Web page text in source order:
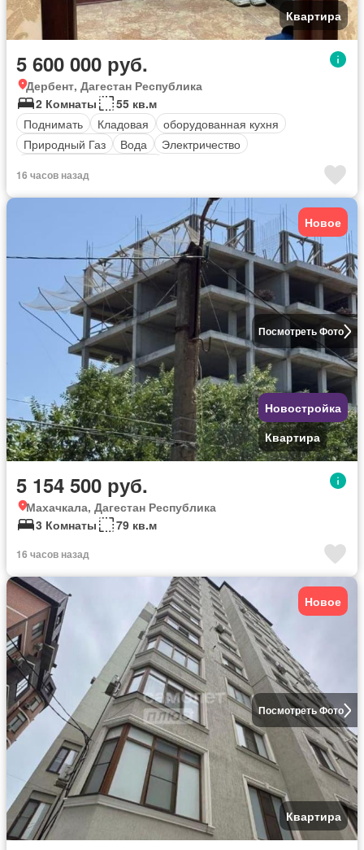
Квартира
5 600 000 руб.
Дербент, Дагестан Республика
2 Комнаты
55 кв.м
Поднимать
Кладовая
оборудованная кухня
Природный Газ
Вода
Электричество
16 часов назад
Посмотреть Фото
Новое
Новостройка
Квартира
5 154 500 руб.
Махачкала, Дагестан Республика
3 Комнаты
79 кв.м
16 часов назад
Посмотреть Фото
Новое
Квартира